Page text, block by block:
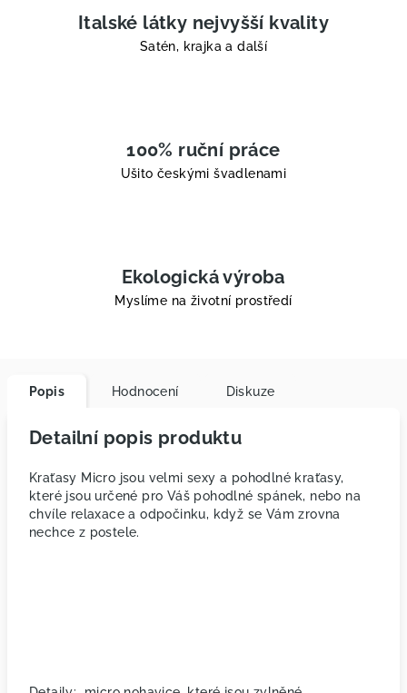
Italské látky nejvyšší kvality
Satén, krajka a další
100% ruční práce
Ušito českými švadlenami
Ekologická výroba
Myslíme na životní prostředí
Popis Hodnocení Diskuze
Detailní popis produktu
Kraťasy Micro jsou velmi sexy a pohodlné kraťasy,
které jsou určené pro Váš pohodlné spánek, nebo na
chvíle relaxace a odpočinku, když se Vám zrovna
nechce z postele.